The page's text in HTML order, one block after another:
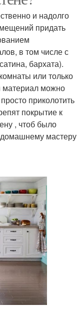
и надолго
придать
в том числе с
бархата).
или только
материал можно
приколотить
покрытие к
, чтоб было
домашнему мастеру